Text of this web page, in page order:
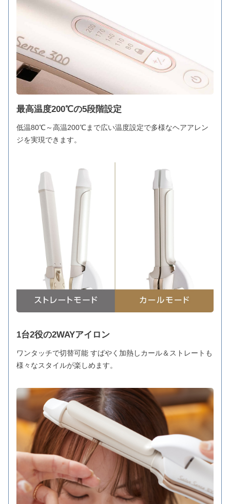
最高温度200℃の5段階設定
低温80℃～高温200℃まで広い温度設定で多様なヘアアレン
ジを実現できます。
1台2役の2WAYアイロン
ワンタッチで切替可能 すばやく加熱しカール＆ストレートも
様々なスタイルが楽しめます。